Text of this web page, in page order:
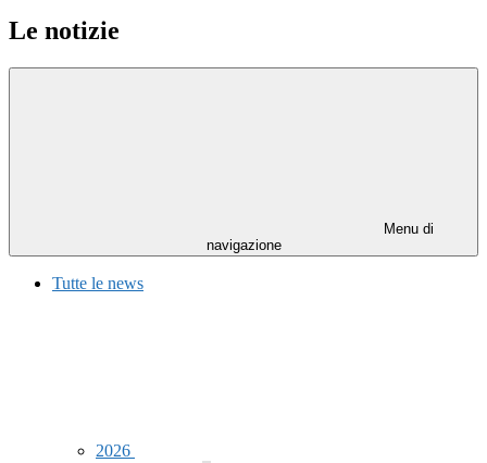
Le notizie
Menu di
navigazione
Tutte le news
2026